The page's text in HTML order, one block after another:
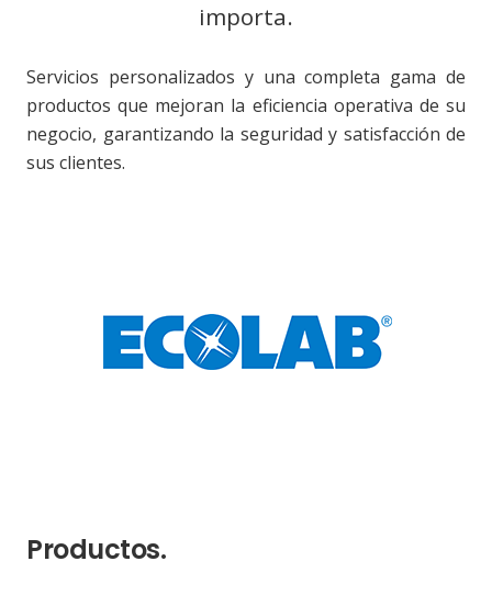
importa.
Servicios personalizados y una completa gama de
productos que mejoran la eficiencia operativa de su
negocio, garantizando la seguridad y satisfacción de
sus clientes.
Productos.